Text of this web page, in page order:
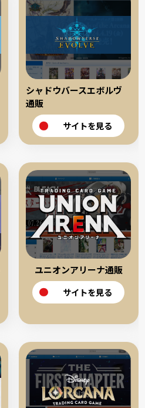
シャドウバースエボルヴ
通販
サイトを見る
ユニオンアリーナ通販
サイトを見る